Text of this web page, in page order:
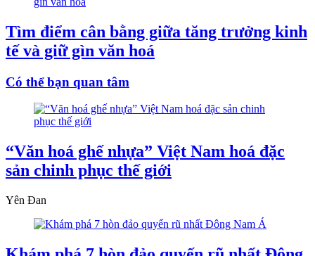
Tìm điểm cân bằng giữa tăng trưởng kinh
tế và giữ gìn văn hoá
Có thể bạn quan tâm
“Văn hoá ghế nhựa” Việt Nam hoá đặc
sản chinh phục thế giới
Yên Đan